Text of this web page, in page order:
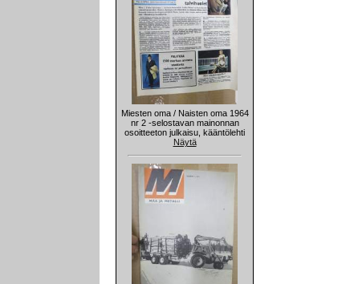
Miesten oma / Naisten oma 1964
nr 2 -selostavan mainonnan
osoitteeton julkaisu, kääntölehti
Näytä